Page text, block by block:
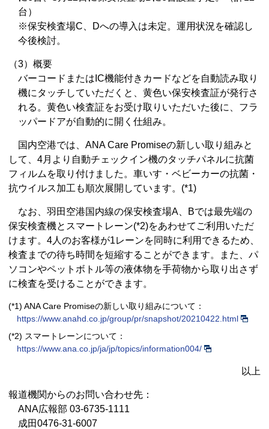
台）
※保安検査場C、Dへの導入は未定。運用状況を確認し
今後検討。
（3）概要
バーコードまたはIC機能付きカードなどを自動読み取り
機にタッチしていただくと、黄色い保安検査証が発行さ
れる。黄色い検査証をお受け取りいただいた後に、フラ
ッパードアが自動的に開く仕組み。
国内空港では、ANA Care Promiseの新しい取り組みと
して、4月より自動チェックイン機のタッチパネルに抗菌
フィルムを取り付けました。車いす・ベビーカーの抗菌・
抗ウイルス加工も順次展開しています。(*1)
なお、羽田空港国内線の保安検査場A、Bでは最先端の
保安検査機とスマートレーン(*2)をあわせてご利用いただ
けます。4人のお客様が1レーンを同時に利用できるため、
検査までの待ち時間を短縮することができます。また、パ
ソコンやペットボトル等の液体物を手荷物から取り出さず
に検査を受けることができます。
(*1) ANA Care Promiseの新しい取り組みについて：
https://www.anahd.co.jp/group/pr/snapshot/20210422.html
(*2) スマートレーンについて：
https://www.ana.co.jp/ja/jp/topics/information004/
以上
報道機関からのお問い合わせ先：
ANA広報部 03-6735-1111
成田0476-31-6007